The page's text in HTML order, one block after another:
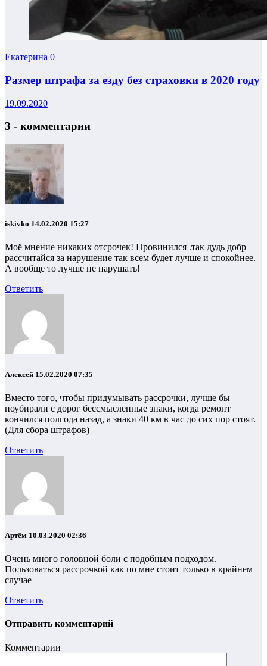
Екатерина 0
Размер штрафа за езду без страховки в 2020 году
19.09.2020
3 - комментарии
iskivko 14.02.2020 15:27
Моё мнение никаких отсрочек! Провинился .так дудь добр
рассчитайся за нарушение так всем будет лучше и спокойнее.
А вообще то лучше не нарушать!
Ответить
Алексей 15.02.2020 07:35
Вместо того, чтобы придумывать рассрочки, лучше бы
поубирали с дорог бессмысленные знаки, когда ремонт
кончился полгода назад, а знаки 40 км в час до сих пор стоят.
(Для сбора штрафов)
Ответить
Артём 10.03.2020 02:36
Очень много головной боли с подобным подходом.
Пользоваться рассрочкой как по мне стоит только в крайнем
случае
Ответить
Отправить комментарий
Комментарии